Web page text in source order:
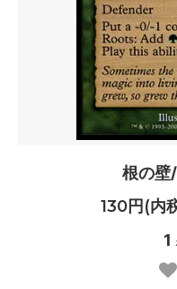
根の
130円(内
1